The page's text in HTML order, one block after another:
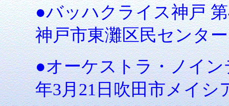
●バッハクライス神戸
神戸市東灘区民センタ
●オーケストラ・ノイ
年3月21日吹田市メイシ